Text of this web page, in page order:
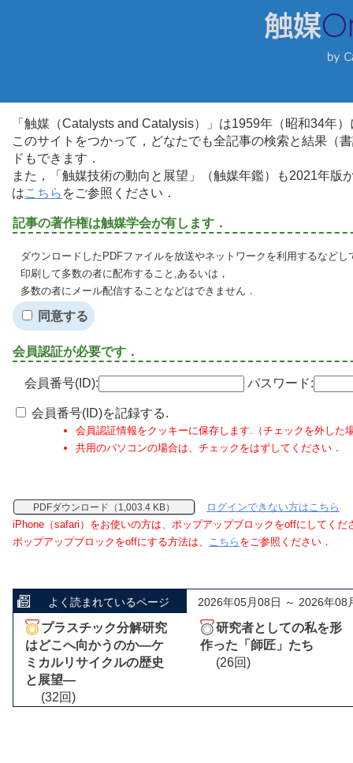
「触媒（Catalysts and Catalysis）」は1959年（昭和34年
このサイトをつかって，どなたでも全記事の検索と結果（
ドもできます．
また，「触媒技術の動向と展望」（触媒年鑑）も2021年
はこちら をご参照ください．
記事の著作権は触媒学会が有します．
ダウンロードしたPDFファイルを放送やネットワークを利用するなど
印刷して多数の者に配布すること,あるいは，
多数の者にメール配信することなどはできません．
同意する
会員認証が必要です．
会員番号(ID): パスワード:
会員番号(ID)を記録する.
会員認証情報をクッキーに保存します.（チェックを外した
共用のパソコンの場合は、チェックをはずしてください．
PDFダウンロード（1,003.4 KB）
ログインできない方はこちら
iPhone（safari）をお使いの方は、ポップアップブロックをoffにしてくだ
ポップアップブロックをoffにする方法は、 こちら をご参照ください．
よく読まれているページ 2026年05月08日 ～ 2026年08
プラスチック分解研究
はどこへ向かうのか―ケ
ミカルリサイクルの歴史
と展望―
(32回)
研究者としての私を形
作った「師匠」たち
(26回)